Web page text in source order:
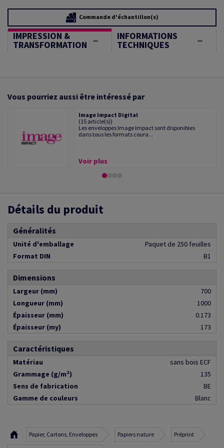
Commande d'échantillon(s)
IMPRESSION &
TRANSFORMATION
INFORMATIONS
TECHNIQUES
Vous pourriez aussi être intéressé par
Image Impact Digital
(15 article(s))
Les enveloppes Image Impact sont disponibles
dans tous les formats coura...
Voir plus
Détails du produit
Généralités
Unité d'emballage
Paquet de 250 feuilles
Format DIN
B1
Dimensions
Largeur (mm)
700
Longueur (mm)
1000
Épaisseur (mm)
0.173
Épaisseur (my)
173
Caractéristiques
Matériau
sans bois ECF
Grammage (g/m²)
135
Sens de fabrication
BE
Gamme de couleurs
Blanc
Papier, Cartons, Enveloppes Papiers nature Préprint